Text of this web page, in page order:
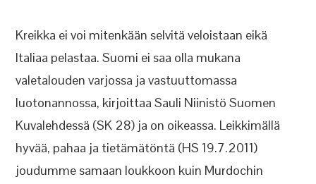
Kreikka ei voi mitenkään selvitä veloistaan eikä
Italiaa pelastaa. Suomi ei saa olla mukana
valetalouden varjossa ja vastuuttomassa
luotonannossa, kirjoittaa Sauli Niinistö Suomen
Kuvalehdessä (SK 28) ja on oikeassa. Leikkimällä
hyvää, pahaa ja tietämätöntä (HS 19.7.2011)
joudumme samaan loukkoon kuin Murdochin